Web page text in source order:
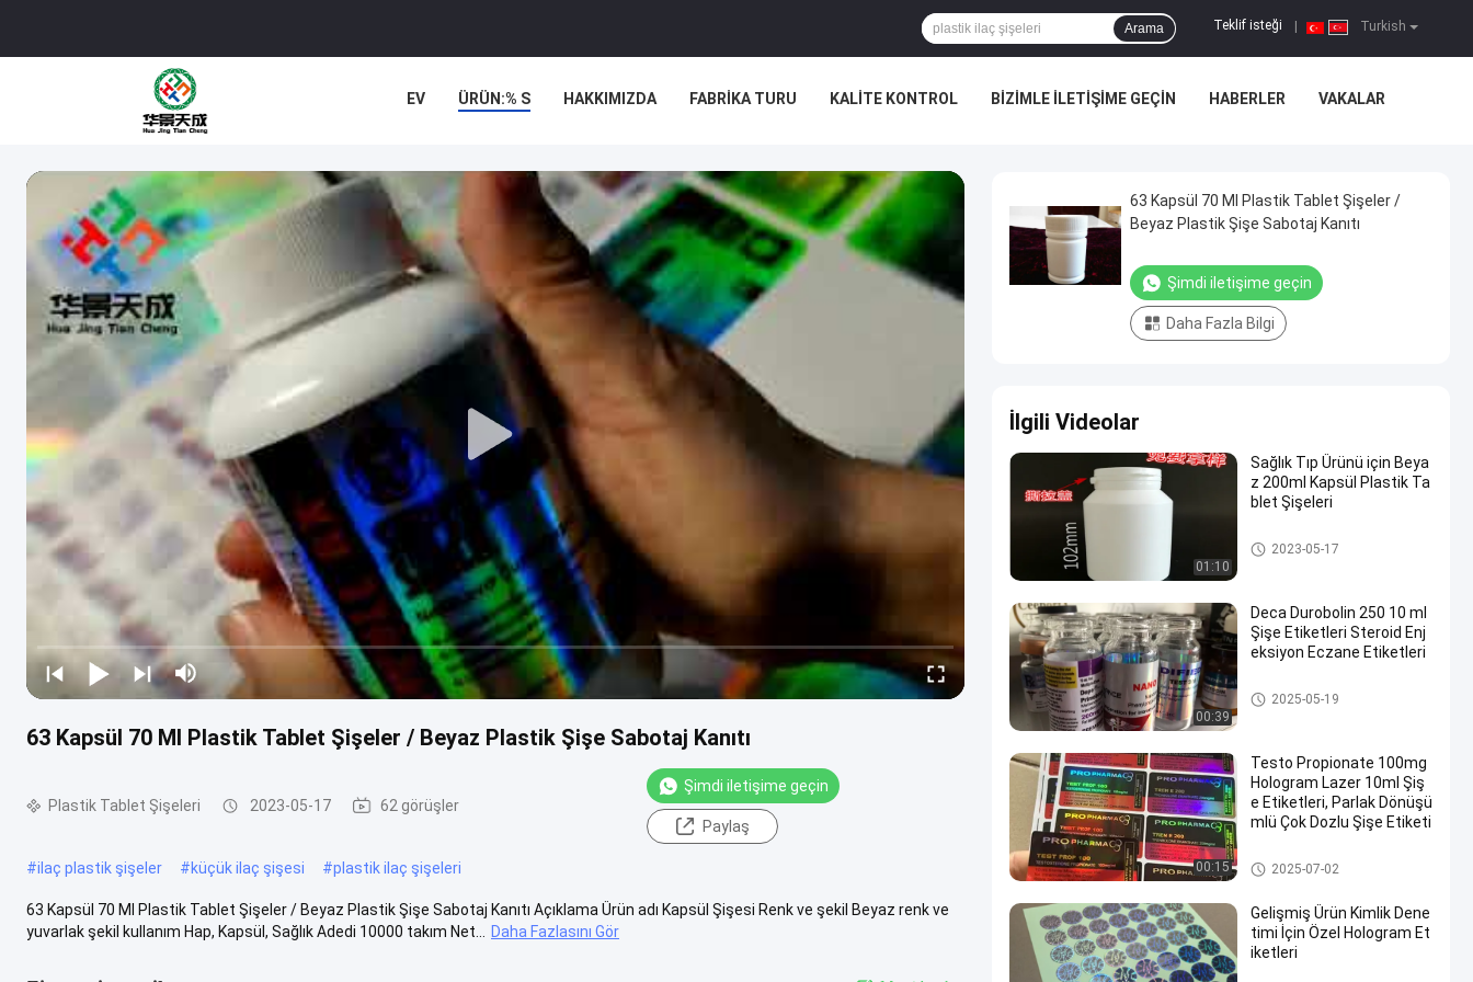
Turkish
Teklif isteği
Arama
EV ÜRÜN:% S HAKKIMIZDA FABRIKA TURU KALITE KONTROL BIZIMLE ILETIŞIME GEÇIN HABERLER VAKALAR
63 Kapsül 70 Ml Plastik Tablet Şişeler / Beyaz Plastik Şişe Sabotaj Kanıtı
Plastik Tablet Şişeleri 2023-05-17 62 görüşler
Şimdi iletişime geçin
Paylaş
#ilaç plastik şişeler #küçük ilaç şişesi #plastik ilaç şişeleri
63 Kapsül 70 Ml Plastik Tablet Şişeler / Beyaz Plastik Şişe Sabotaj Kanıtı Açıklama Ürün adı Kapsül Şişesi Renk ve şekil Beyaz renk ve
yuvarlak şekil kullanım Hap, Kapsül, Sağlık Adedi 10000 takım Net...
Daha Fazlasını Gör
63 Kapsül 70 Ml Plastik Tablet Şişeler /
Beyaz Plastik Şişe Sabotaj Kanıtı
Şimdi iletişime geçin
Daha Fazla Bilgi
İlgili Videolar
01:10
Sağlık Tıp Ürünü için Beya
z 200ml Kapsül Plastik Ta
blet Şişeleri
Plastik Tablet Şişeleri
2023-05-17
00:39
Deca Durobolin 250 10 ml
Şişe Etiketleri Steroid Enj
eksiyon Eczane Etiketleri
10 mL Flakon Etiketleri
2025-05-19
00:15
Testo Propionate 100mg
Hologram Lazer 10ml Şiş
e Etiketleri, Parlak Dönüşü
mlü Çok Dozlu Şişe Etiketi
Cam Flakon Etiketleri
2025-07-02
Gelişmiş Ürün Kimlik Dene
timi İçin Özel Hologram Et
iketleri